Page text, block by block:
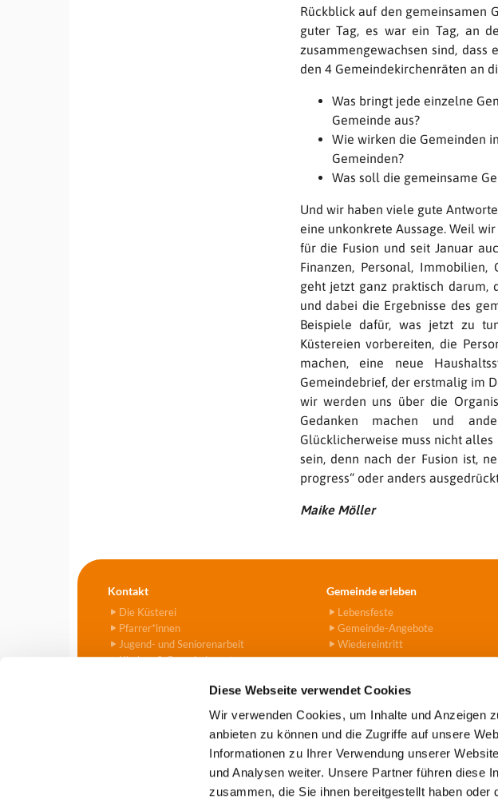
Diese Webseite verwendet Cookies
Wir verwenden Cookies, um Inhalte und Anzeigen
anbieten zu können und die Zugriffe auf unsere
Informationen zu Ihrer Verwendung unserer
und Analysen weiter. Unsere Partner führen diese
zusammen, die Sie ihnen bereitgestellt haben
Rückblick auf den gemeinsamen
guter Tag, es war ein Tag, an
zusammengewachsen sind, dass
den 4 Gemeindekirchenräten an
Was bringt jede einzelne
Gemeinde aus?
Wie wirken die Gemeinden
Gemeinden?
Was soll die gemeinsame
Und wir haben viele gute
eine unkonkrete Aussage. Weil
für die Fusion und seit Januar
Finanzen, Personal, Immobilien,
geht jetzt ganz praktisch darum,
und dabei die Ergebnisse des
Beispiele dafür, was jetzt zu
Küstereien vorbereiten, die
machen, eine neue
Gemeindebrief, der erstmalig im
wir werden uns über die
Gedanken machen und
Glücklicherweise muss nicht
sein, denn nach der Fusion ist,
progress“ oder anders
Maike Möller
Kontakt
Die Küsterei
Pfarrer*innen
Jugend- und Seniorenarbeit
Kirchen & Gemeindezentren
Gemeinde erleben
Lebensfeste
Gemeinde-Angebote
Wiedereintritt
Evangelische Kirchengemeinde Tegel-Borsigwalde ·